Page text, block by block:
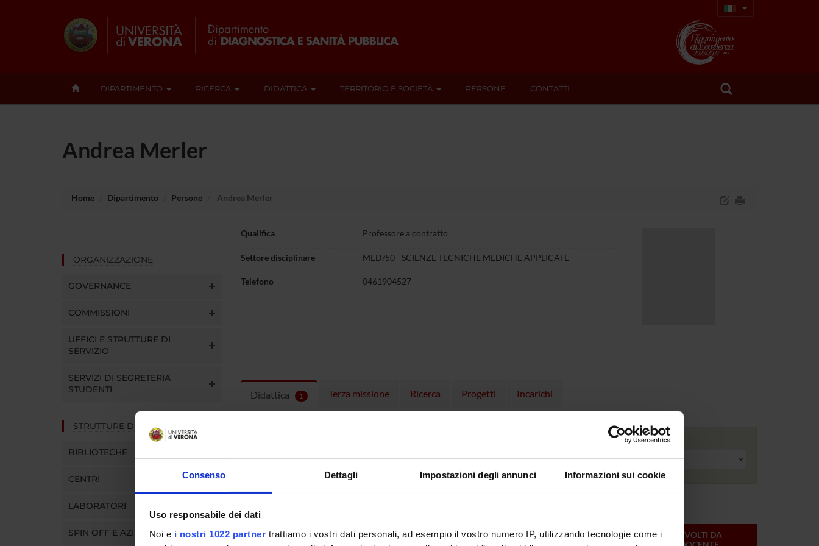
Consenso Dettagli Impostazioni degli annunci Informazioni sui cookie
Uso responsabile dei dati
Noi e i nostri 1022 partner trattiamo i vostri dati personali, ad esempio il vostro numero IP, utilizzando tecnologie come i
DIPARTIMENTO RICERCA DIDATTICA TERRITORIO E SOCIETÀ PERSONE CONTATTI
Andrea Merler
Home Dipartimento Persone Andrea Merler
ORGANIZZAZIONE
GOVERNANCE
COMMISSIONI
UFFICI E STRUTTURE DI
SERVIZIO
SERVIZI DI SEGRETERIA
STUDENTI
STRUTTURE DEL DIPARTIMENTO
BIBLIOTECHE
CENTRI
LABORATORI
SPIN OFF E AZIENDE
Qualifica Professore a contratto
Settore disciplinare MED/50 - SCIENZE TECNICHE MEDICHE APPLICATE
Telefono 0461904527
Didattica 1 Terza missione Ricerca Progetti Incarichi
Insegnamenti attivi nel periodo selezionato:1.
Clicca sull'insegnamento per vedere orari e dettagli del corso.
Anno accademico
CORSO NOME
CREDITI
ONLINE
CREDITI
MODULI SVOLTI DA